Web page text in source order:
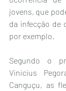
jovens, que
da infecção de
por exemplo.
Segundo o
Vinicius
Canguçu, as